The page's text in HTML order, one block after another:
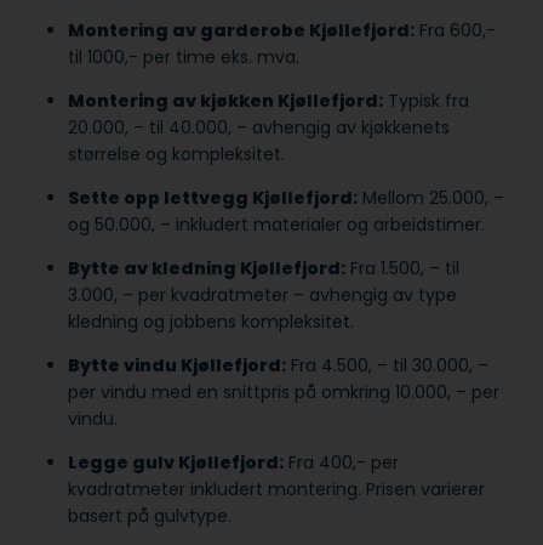
Montering av garderobe Kjøllefjord: Fra 600,-
til 1000,- per time eks. mva.
Montering av kjøkken Kjøllefjord: Typisk fra
20.000, – til 40.000, – avhengig av kjøkkenets
størrelse og kompleksitet.
Sette opp lettvegg Kjøllefjord: Mellom 25.000, –
og 50.000, – inkludert materialer og arbeidstimer.
Bytte av kledning Kjøllefjord: Fra 1.500, – til
3.000, – per kvadratmeter – avhengig av type
kledning og jobbens kompleksitet.
Bytte vindu Kjøllefjord: Fra 4.500, – til 30.000, –
per vindu med en snittpris på omkring 10.000, – per
vindu.
Legge gulv Kjøllefjord: Fra 400,- per
kvadratmeter inkludert montering. Prisen varierer
basert på gulvtype.